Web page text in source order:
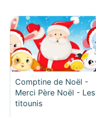
Comptine de Noël -
Merci Père Noël - Les
titounis